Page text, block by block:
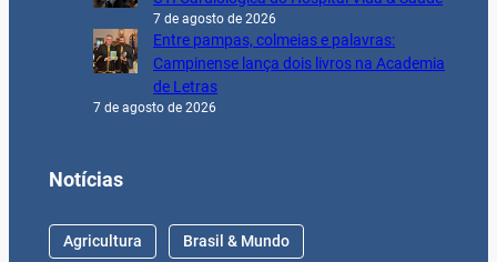
7 de agosto de 2026
Entre pampas, colmeias e palavras:
Campinense lança dois livros na Academia
de Letras
7 de agosto de 2026
Notícias
Agricultura Brasil & Mundo